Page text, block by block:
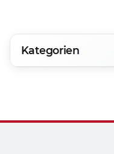
Kategorien